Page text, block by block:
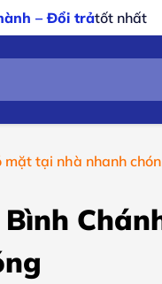
Sản phẩm
mặt tại nhà nhanh